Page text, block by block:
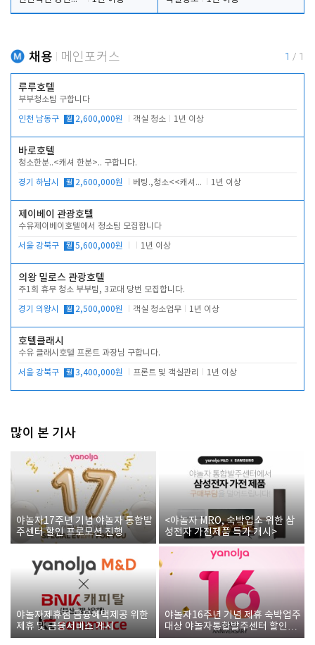
채용 메인포커스 1 / 1
루루호텔
부부청소팀 구합니다
인천 남동구 월 2,600,000원 객실 청소 1년 이상
바로호텔
청소한분..<캐셔 한분>.. 구합니다.
경기 하남시 월 2,600,000원 베팅.,청소<<캐셔 모셔봅니다. 1년 이상
제이베이 관광호텔
수유제이베이호텔에서 청소팀 모집합니다
서울 강북구 월 5,600,000원 1년 이상
의왕 밀로스 관광호텔
주1회 휴무 청소 부부팀, 3교대 당번 모집합니다.
경기 의왕시 월 2,500,000원 객실 청소업무 1년 이상
호텔클래시
수유 클래시호텔 프론트 과장님 구합니다.
서울 강북구 월 3,400,000원 프론트 및 객실관리 1년 이상
많이 본 기사
야놀자17주년 기념 야놀자 통합발
주센터 할인 프로모션 진행
<야놀자 MRO, 숙박업소 위한 삼
성전자 가전제품 특가 개시>
야놀자제휴점 금융혜택제공 위한
제휴 및 금융서비스 게시
야놀자16주년 기념 제휴 숙박업주
대상 야놀자통합발주센터 할인쿠
폰 증정